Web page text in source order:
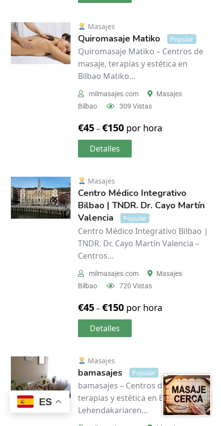
Masajes
Quiromasaje Matiko Popular
Quiromasaje Matiko – Centros de
masaje, terapias y estética en
Bilbao Matiko…
milmasajes.com
Masajes
Bilbao
309 Vistas
€45–€150 por hora
Detalles
Masajes
Centro Médico Integrativo
Bilbao | TNDR. Dr. Cayo Martín
Valencia
Popular
Centro Médico Integrativo Bilbao |
TNDR. Dr. Cayo Martín Valencia –
Centros…
milmasajes.com
Masajes
Bilbao
720 Vistas
€45–€150 por hora
Detalles
Masajes
bamasajes Popular
bamasajes – Centros de masaje,
terapias y estética en Bilbao Agirre
Lehendakariaren…
ES